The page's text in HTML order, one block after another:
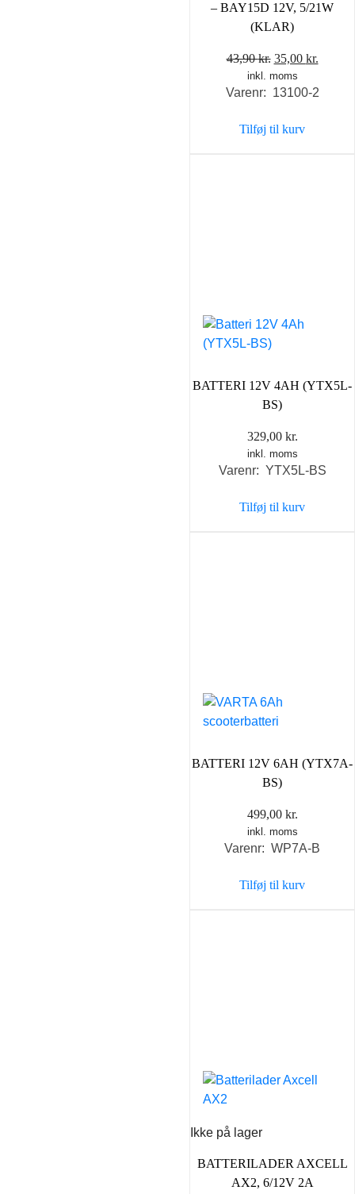
– BAY15D 12V, 5/21W
(KLAR)
43,90kr. Den
oprindelige
pris
43,90 kr..
35,00 kr.
pris
inkl. moms
Varenr: 13100-2
Tilføj til kurv
BATTERI 12V 4AH (YTX5L-
BS)
329,00 kr.
inkl. moms
Varenr: YTX5L-BS
Tilføj til kurv
BATTERI 12V 6AH (YTX7A-
BS)
499,00 kr.
inkl. moms
Varenr: WP7A-B
Tilføj til kurv
Ikke på lager
BATTERILADER AXCELL
AX2, 6/12V 2A